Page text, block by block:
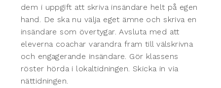
dem i uppgift att skriva insändare helt på egen
hand. De ska nu välja eget ämne och skriva en
insändare som övertygar. Avsluta med att
eleverna coachar varandra fram till välskrivna
och engagerande insändare. Gör klassens
röster hörda i lokaltidningen. Skicka in via
nättidningen.